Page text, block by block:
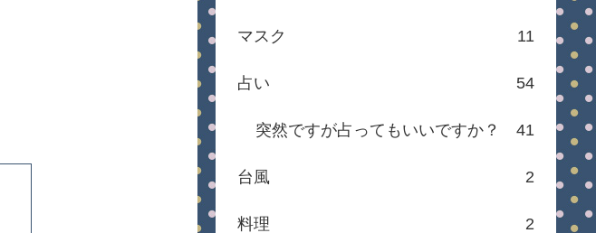
マスク 11
占い 54
突然ですが占ってもいいですか？ 41
台風 2
料理 2